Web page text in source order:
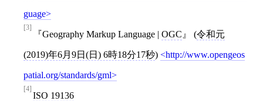
guage
[3]
Geography Markup Language | OGC (令和元
(2019)年6月9日(日) 6時18分17秒) http://www.opengeos
patial.org/standards/gml
[4]
ISO 19136